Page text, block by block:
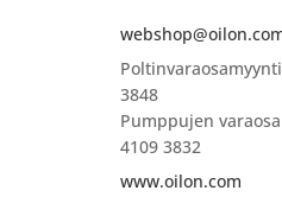
3848
Pumppujen
4109 3832
www.oilon.com